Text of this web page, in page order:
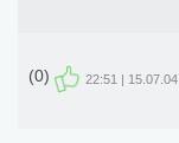
15.07.04 | 22:51
(0)